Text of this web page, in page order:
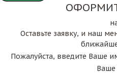
Оставьте заявку, и наш
Пожалуйста, введите Ваше
Ваше